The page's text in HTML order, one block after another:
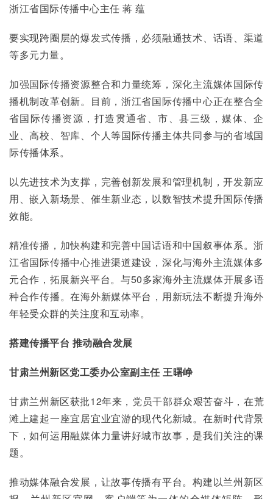
浙江省国际传播中心主任 蒋 蕴
要实现跨圈层的爆发式传播，必须融通技术、话语、渠道
等多元力量。
加强国际传播资源整合和力量统筹，深化主流媒体国际传
播机制改革创新。目前，浙江省国际传播中心正在整合全
省国际传播资源，打造贯通省、市、县三级，媒体、企
业、高校、智库、个人等国际传播主体共同参与的省域国
际传播体系。
以先进技术为支撑，完善创新发展和管理机制，开发新应
用、嵌入新场景、催生新业态，以数智技术提升国际传播
效能。
精准传播，加快构建和完善中国话语和中国叙事体系。浙
江省国际传播中心推进渠道建设，深化与海外主流媒体多
元合作，拓展新兴平台。与50多家海外主流媒体开展多语
种合作传播。在海外新媒体平台，用新玩法不断提升海外
年轻受众群的关注度和互动率。
搭建传播平台 推动融合发展
甘肃兰州新区党工委办公室副主任 王曙峥
甘肃兰州新区获批12年来，党员干部群众艰苦奋斗，在荒
滩上建起一座宜居宜业宜游的现代化新城。在新时代背景
下，如何运用融媒体力量讲好城市故事，是我们关注的课
题。
推动媒体融合发展，让故事传播有平台。构建以兰州新区